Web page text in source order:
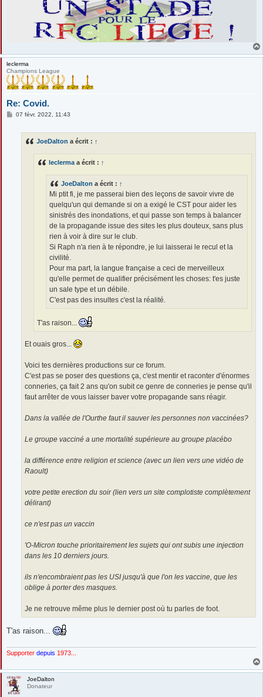
leclerma
Champions League
Re: Covid.
M07 févr. 2022, 11:43
JoeDalton a écrit : ↑
leclerma a écrit : ↑
JoeDalton a écrit : ↑
Mi ptit fi, je me passerai bien des leçons de savoir vivre de
quelqu'un qui demande si on a exigé le CST pour aider les
sinistrés des inondations, et qui passe son temps à balancer
de la propagande issue des sites les plus douteux, sans plus
rien à voir à dire sur le club.
Si Raph n'a rien à te répondre, je lui laisserai le recul et la
civilité.
Pour ma part, la langue française a ceci de merveilleux
qu'elle permet de qualifier précisément les choses: t'es juste
un sale type et un débile.
C'est pas des insultes c'est la réalité.
T'as raison...
Et ouais gros...
Voici tes dernières productions sur ce forum.
C'est pas se poser des questions ça, c'est mentir et raconter d'énormes
conneries, ça fait 2 ans qu'on subit ce genre de conneries je pense qu'il
faut arrêter de vous laisser baver votre propagande sans réagir.
Dans la vallée de l'Ourthe faut il sauver les personnes non vaccinées?
Le groupe vacciné a une mortalité supérieure au groupe placébo
la différence entre religion et science (avec un lien vers une vidéo de
Raoult)
votre petite erection du soir (lien vers un site complotiste complètement
délirant)
ce n'est pas un vaccin
'O-Micron touche prioritairement les sujets qui ont subis une injection
dans les 10 derniers jours.
ils n'encombraient pas les USI jusqu'à que l'on les vaccine, que les
oblige à porter des masques.
Je ne retrouve même plus le dernier post où tu parles de foot.
T'as raison...
Supporter depuis 1973...
JoeDalton
Donateur